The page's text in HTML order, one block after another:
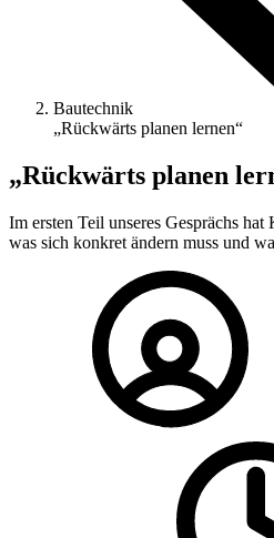
Bautechnik
„Rückwärts planen lernen“
„Rückwärts planen
Im ersten Teil unseres Gesprächs
was sich konkret ändern muss und